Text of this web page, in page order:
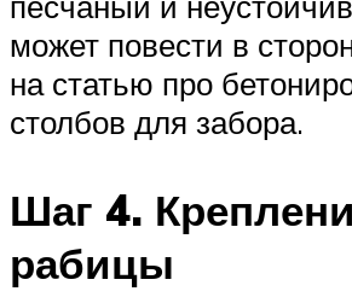
может повести в
на статью про
столбов для забора.
Шаг 4.
рабицы